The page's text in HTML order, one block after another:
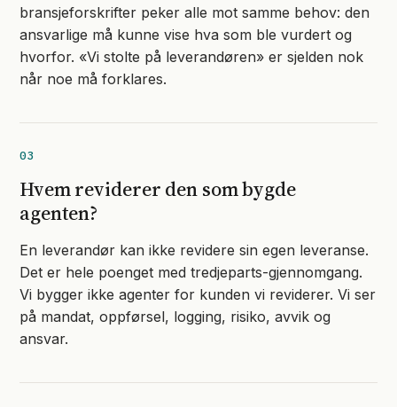
bransjeforskrifter peker alle mot samme behov: den
ansvarlige må kunne vise hva som ble vurdert og
hvorfor. «Vi stolte på leverandøren» er sjelden nok
når noe må forklares.
03
Hvem reviderer den som bygde
agenten?
En leverandør kan ikke revidere sin egen leveranse.
Det er hele poenget med tredjeparts-gjennomgang.
Vi bygger ikke agenter for kunden vi reviderer. Vi ser
på mandat, oppførsel, logging, risiko, avvik og
ansvar.